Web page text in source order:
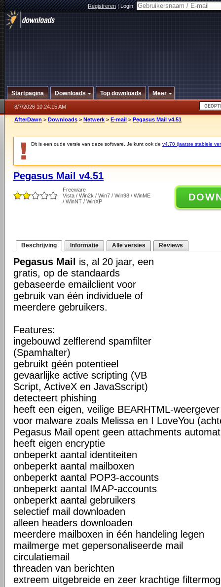
Registreren|Login:
Startpagina Downloads Top downloads Meer
8/7/2026 10:24:15 AM
AfterDawn > Downloads > Netwerk > E-mail > Pegasus Mail v4.51
Dit is een oude versie van deze software. Je kunt ook de v4.70 (laatste stabiele
Pegasus Mail v4.51
Freeware
Vista / Win2k / Win7 / Win98 / WinME
/ WinNT / WinXP
Beschrijving Informatie Alle versies Reviews
Pegasus Mail
is, al 20 jaar, een
gratis, op de standaards
gebaseerde emailclient voor
gebruik van één individuele of
meerdere gebruikers.
Features:
ingebouwd zelflerend spamfilter
(Spamhalter)
gebruikt géén potentieel
gevaarlijke active scripting (VB
Script, ActiveX en JavaSscript)
detecteert phishing
heeft een eigen, veilige BEARHTML-
voor malware zoals Melissa en I LoveYou
Pegasus Mail opent geen attachments
heeft eigen encryptie
onbeperkt aantal identiteiten
onbeperkt aantal mailboxen
onbeperkt aantal POP3-accounts
onbeperkt aantal IMAP-accounts
onbeperkt aantal gebruikers
selectief mail downloaden
alleen headers downloaden
meerdere mailboxen in één handeling legen
mailmerge met gepersonaliseerde mail
circulatiemail
threaden van berichten
extreem uitgebreide en zeer krachtige